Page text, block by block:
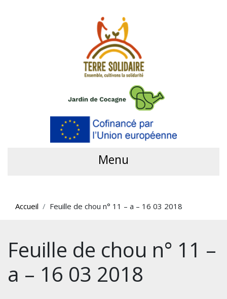
Menu
Accueil Feuille de chou n° 11 – a – 16 03 2018
Feuille de chou n° 11 –
a – 16 03 2018